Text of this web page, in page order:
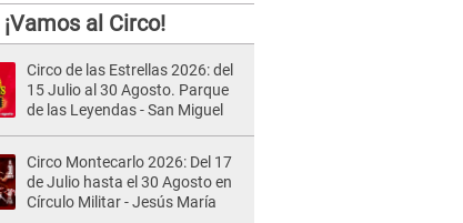
¡Vamos al Circo!
Circo de las Estrellas 2026: del
15 Julio al 30 Agosto. Parque
de las Leyendas - San Miguel
Circo Montecarlo 2026: Del 17
de Julio hasta el 30 Agosto en
Círculo Militar - Jesús María